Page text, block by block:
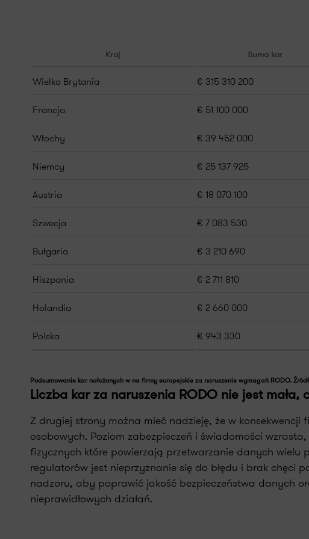
Kraj Suma kar
Wielka Brytania € 315 310 200
Francja € 51 100 000
Włochy € 39 452 000
Niemcy € 25 137 925
Austria € 18 070 100
Szwecja € 7 083 530
Bułgaria € 3 210 690
Hiszpania € 2 711 810
Holandia € 2 660 000
Polska € 943 330
Podsumowanie kar nałożonych w na firmy europejskie za naruszenie wymagań RODO.
Liczba kar za naruszenia RODO nie jest
Z drugiej strony można mieć nadzieję, że w
osobowych. Poziom zabezpieczeń i świadomości
fizycznych które powierzają przetwarzanie danych wielu
regulatorów jest nieprzyznanie się do błędu i brak chęci
nadzoru, aby poprawić jakość bezpieczeństwa danych
nieprawidłowych działań.